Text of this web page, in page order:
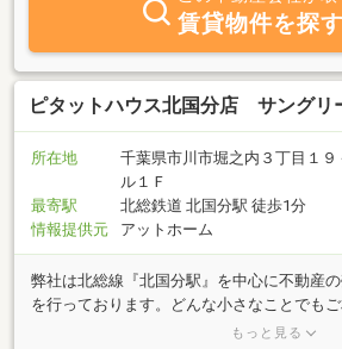
賃貸物件を探す
ピタットハウス北国分店 サングリ
所在地
千葉県市川市堀之内３丁目１
ル１Ｆ
最寄駅
北総鉄道 北国分駅 徒歩1分
情報提供元
アットホーム
弊社は北総線『北国分駅』を中心に不動産
を行っております。どんな小さなことでも
のご希望に合う物件を親切・丁寧にご紹介
もっと見る